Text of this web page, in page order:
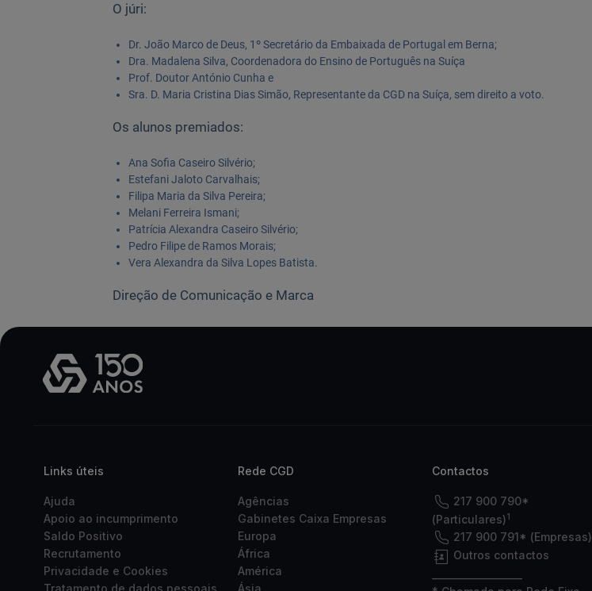
O júri:
Dr. João Marco de Deus, 1º Secretário da Embaixada de Portugal em Berna;
Dra. Madalena Silva, Coordenadora do Ensino de Português na Suíça
Prof. Doutor António Cunha e
Sra. D. Maria Cristina Dias Simão, Representante da CGD na Suíça, sem direito a voto.
Os alunos premiados:
Ana Sofia Caseiro Silvério;
Estefani Jaloto Carvalhais;
Filipa Maria da Silva Pereira;
Melani Ferreira Ismani;
Patrícia Alexandra Caseiro Silvério;
Pedro Filipe de Ramos Morais;
Vera Alexandra da Silva Lopes Batista.
Direção de Comunicação e Marca
Links úteis
Ajuda
Apoio ao incumprimento
Saldo Positivo
Recrutamento
Privacidade e Cookies
Tratamento de dados pessoais
Rede CGD
Agências
Gabinetes Caixa Empresas
Europa
África
América
Ásia
Contactos
217 900 790*
(Particulares)1
217 900 791* (Empresas)
Outros contactos